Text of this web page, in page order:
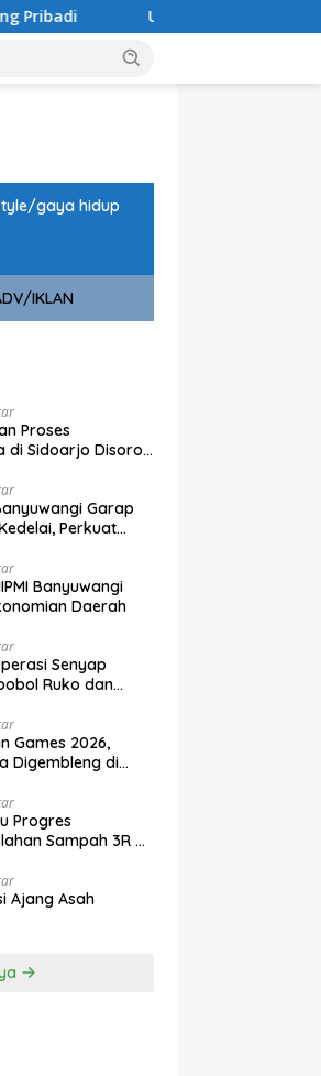
Blambangan Gulung Sindikat
gaya hidup
IKLAN
Proses
di Sidoarjo Disorot,
Garap
Perkuat
Banyuwangi
Daerah
Senyap
Ruko dan
Games 2026,
Digembleng di
Progres
Sampah 3R di
Ajang Asah